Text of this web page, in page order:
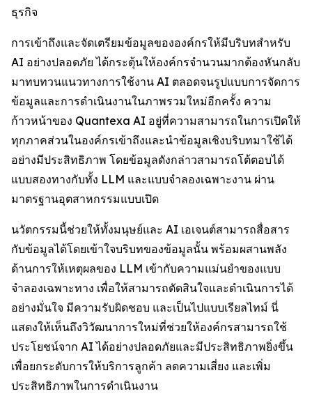
ธุรกิจ
การเข้าถึงและจัดเตรียมข้อมูลขององค์กรให้มีบริบทสำหรับ
AI อย่างปลอดภัย ได้กระตุ้นให้องค์กรจำนวนมากต้องหันกลับ
มาทบทวนแนวทางการใช้งาน AI ตลอดจนรูปแบบการจัดการ
ข้อมูลและการดำเนินงานในภาพรวมใหม่อีกครั้ง ความ
ก้าวหน้าของ Quantexa AI อยู่ที่ความสามารถในการเปิดให้
ทุกภาคส่วนในองค์กรเข้าถึงและนำข้อมูลเชิงบริบทมาใช้ได้
อย่างมีประสิทธิภาพ โดยข้อมูลดังกล่าวสามารถโต้ตอบได้
แบบสองทางกับทั้ง LLM และแบบจำลองเฉพาะงาน ผ่าน
มาตรฐานอุตสาหกรรมแบบเปิด
นวัตกรรมนี้ช่วยให้ทั้งมนุษย์และ AI เอเจนต์สามารถสื่อสาร
กับข้อมูลได้โดยเข้าใจบริบทของข้อมูลนั้น พร้อมผสานพลัง
ด้านการให้เหตุผลของ LLM เข้ากับความแม่นยำของแบบ
จำลองเฉพาะทาง เพื่อให้สามารถตัดสินใจและดำเนินการได้
อย่างมั่นใจ มีความรับผิดชอบ และเป็นไปแบบเรียลไทม์ นี่
แสดงให้เห็นถึงวิวัฒนาการใหม่ที่ช่วยให้องค์กรสามารถใช้
ประโยชน์จาก AI ได้อย่างปลอดภัยและมีประสิทธิภาพยิ่งขึ้น
เพื่อยกระดับการให้บริการลูกค้า ลดความเสี่ยง และเพิ่ม
ประสิทธิภาพในการดำเนินงาน